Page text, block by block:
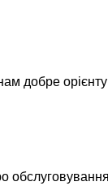
добре